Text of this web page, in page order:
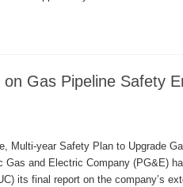
Gas Pipeline Safety
Multi-year Safety Plan to Upgrade
and Electric Company (PG&E)
its final report on the company’s